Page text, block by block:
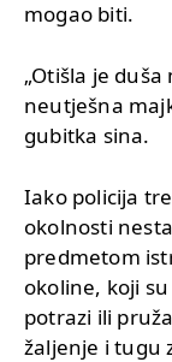
mogao biti.
„Otišla je
neutješna
gubitka sina.
Iako policija
okolnosti
predmetom
okoline, koji
potrazi ili
žaljenje i tugu